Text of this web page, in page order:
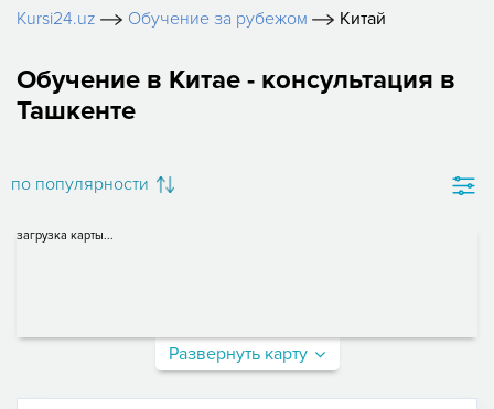
Kursi24.uz Обучение за рубежом Китай
Обучение в Китае - консультация в
Ташкенте
по популярности
загрузка карты...
Развернуть карту